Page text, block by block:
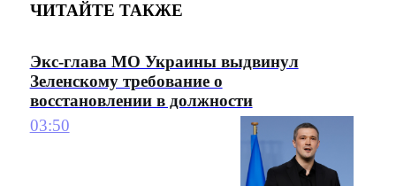
ЧИТАЙТЕ ТАКЖЕ
Экс-глава МО Украины выдвинул
Зеленскому требование о
восстановлении в должности
03:50